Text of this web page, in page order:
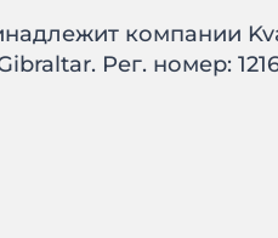
компании
Рег. номер: